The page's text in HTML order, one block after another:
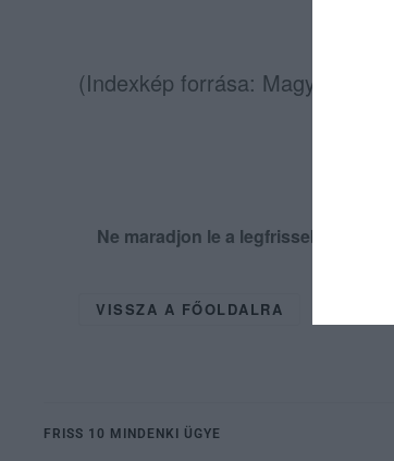
(Indexkép forrása: Magyar
Ne maradjon le a legfrissebb
VISSZA A FŐOLDALRA
FRISS 10 MINDENKI ÜGYE